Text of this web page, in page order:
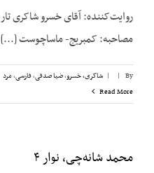
مصاحبه: کمبریج- ماساچوست [...]
By
|
| شاکری، خسرو,ضیا صدقی,فارسی,مرد
Read More
محمد شانه‌چی، نوار ۴